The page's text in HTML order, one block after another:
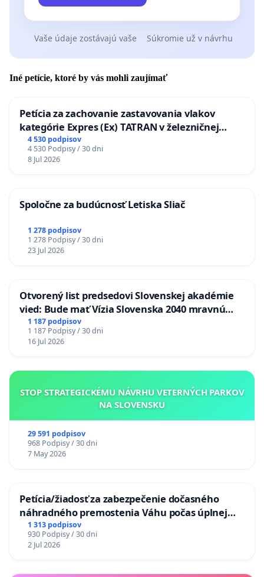
Vaše údaje zostávajú vaše Súkromie už v návrhu
Iné petície, ktoré by vás mohli zaujímať
Petícia za zachovanie zastavovania vlakov
kategórie Expres (Ex) TATRAN v železničnej
stanici Púchov
4 530 podpisov
4 530 Podpisy / 30 dni
8 Jul 2026
Spoločne za budúcnosť Letiska Sliač
1 278 podpisov
1 278 Podpisy / 30 dni
23 Jul 2026
Otvorený list predsedovi Slovenskej akadémie
vied: Bude mať Vízia Slovenska 2040 mravnú
chrbticu?
1 187 podpisov
1 187 Podpisy / 30 dni
16 Jul 2026
STOP STRATEGICKÉMU NÁVRHU VETERNÝCH PARKOV
NA SLOVENSKU
29 591 podpisov
968 Podpisy / 30 dni
7 May 2026
Petícia/žiadosť za zabezpečenie dočasného
náhradného premostenia Váhu počas úplnej
uzávery Vážskeho mosta v Komárne
1 313 podpisov
930 Podpisy / 30 dni
2 Jul 2026